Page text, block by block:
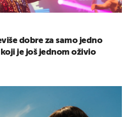
dobre za samo jedno
je još jednom oživio